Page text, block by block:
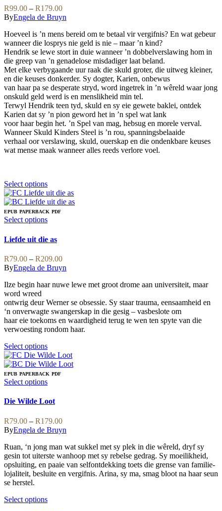
be
chosen
on
the
product
page
variants.
The
options
may
be
chosen
on
the
product
page
R99.00 – R179.00Price
range:
through
R179.00
ByEngela de Bruyn
Hoeveel is ’n mens bereid om te betaal vir vergifnis? En wat gebeur
wanneer die losprys nie geld is nie – maar ’n kind?
Hendrik se lewe stort in duie wanneer ’n dobbelverslawing hom in
die greep van ’n genadelose misdadiger laat beland.
Met elke verbygaande uur raak die skuld groter, die uitweg kleiner,
en die keuses donkerder. Sy dogter, Karien, onbewus
van haar pa se desperate stryd, word ingetrek in ’n wêreld waar jong
onskuld geld werd is en menslikheid min tel.
Terwyl Hendrik teen tyd, skuld en sy eie gewete baklei, ontdek
Karien dat sy ’n pion geword het in ’n spel wat lank
voor haar begin het. ’n Spel van mag, hebsug en morele verval.
Wanneer Skuld Kinders Steel is ’n rou, spanningsbelaaide
verhaal oor verslawing, skuld, ouerskap en die ondenkbare keuses
wat mense maak wanneer alles reeds verlore voel.
Select optionsThis
product
has
multiple
variants.
options
may
be
chosen
on
the
page
EPUB PAPERBACK PDF
Select optionsThis
has
multiple
variants.
The
options
may
chosen
on
the
product
Liefde uit die as
R79.00 – R209.00Price
range:
through
ByEngela de Bruyn
Ilze begin haar nuwe lewe met groot drome aan universiteit, maar
word wreed
ontwrig deur Werner se obsessie. Sy staar trauma, eensaamheid en
‘n onverwagte swangerskap in die gesig – vasbeslote om
haar eie toekoms en waardigheid terug te wen ten spyte van die
verwoesting rondom haar.
Select optionsThis
product
has
multiple
variants.
options
be
chosen
on
the
product
page
EPUB PAPERBACK PDF
Select optionsThis
has
variants.
The
options
may
be
chosen
on
page
Die Wilde Loot
R79.00 – R179.00Price
range:
through
R179.00
ByEngela de Bruyn
Ruan, ‘n jong man wat sukkel met sy plek in die wêreld, dryf sy
gesin tot uiterste wanhoop met sy rebelse gedrag. Sy moeilikheid,
opsluiting, en paaie van selfontdekking toets die grense van familie-
lojaliteit, besluite en vergifnis. Arina, sy ma, smag bloot na haar seun
se herstel.
Select optionsThis